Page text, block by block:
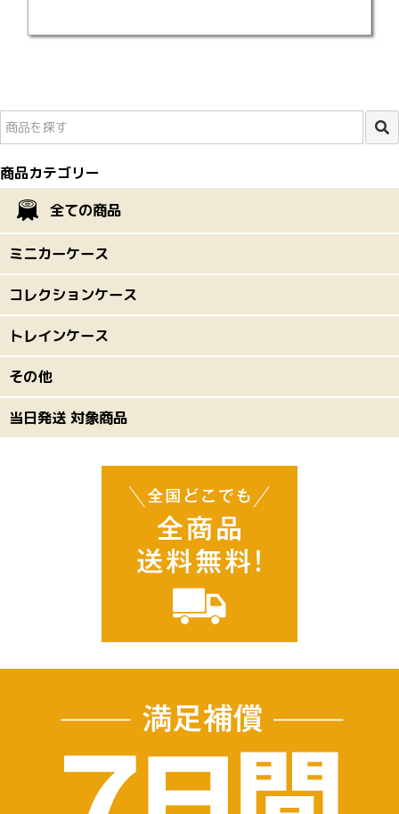
商品カテゴリー
全ての商品
ミニカーケース
コレクションケース
トレインケース
その他
当日発送 対象商品